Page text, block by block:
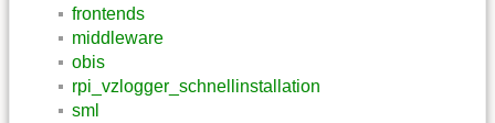
frontends
middleware
obis
rpi_vzlogger_schnellinstallation
sml